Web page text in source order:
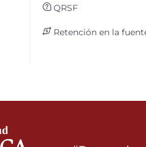
QRSF
Retención en la